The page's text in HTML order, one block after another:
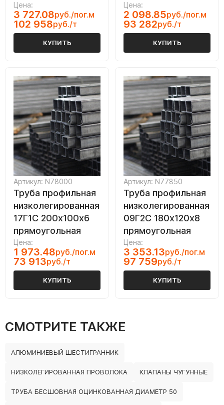
Цена:
3 727.08руб./пог.м
102 958руб./т
КУПИТЬ
Цена:
2 098.85руб./пог.м
93 282руб./т
КУПИТЬ
Артикул: N78000
Труба профильная
низколегированная
17Г1С 200х100х6
прямоугольная
Цена:
1 973.48руб./пог.м
73 913руб./т
КУПИТЬ
Артикул: N77850
Труба профильная
низколегированная
09Г2С 180х120х8
прямоугольная
Цена:
3 353.13руб./пог.м
97 759руб./т
КУПИТЬ
СМОТРИТЕ ТАКЖЕ
АЛЮМИНИЕВЫЙ ШЕСТИГРАННИК
НИЗКОЛЕГИРОВАННАЯ ПРОВОЛОКА КЛАПАНЫ ЧУГУННЫЕ
ТРУБА БЕСШОВНАЯ ОЦИНКОВАННАЯ ДИАМЕТР 50